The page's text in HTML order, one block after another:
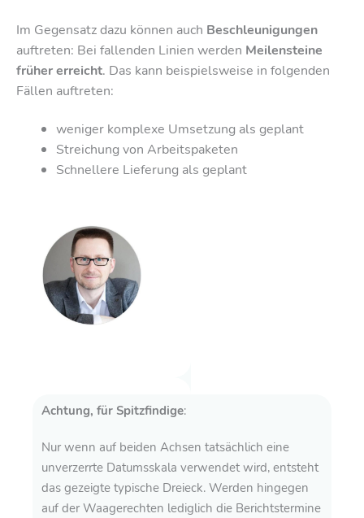
Im Gegensatz dazu können auch Beschleunigungen
auftreten: Bei fallenden Linien werden Meilensteine
früher erreicht. Das kann beispielsweise in folgenden
Fällen auftreten:
weniger komplexe Umsetzung als geplant
Streichung von Arbeitspaketen
Schnellere Lieferung als geplant
Achtung, für Spitzfindige:
Nur wenn auf beiden Achsen tatsächlich eine
unverzerrte Datumsskala verwendet wird, entsteht
das gezeigte typische Dreieck. Werden hingegen
auf der Waagerechten lediglich die Berichtstermine